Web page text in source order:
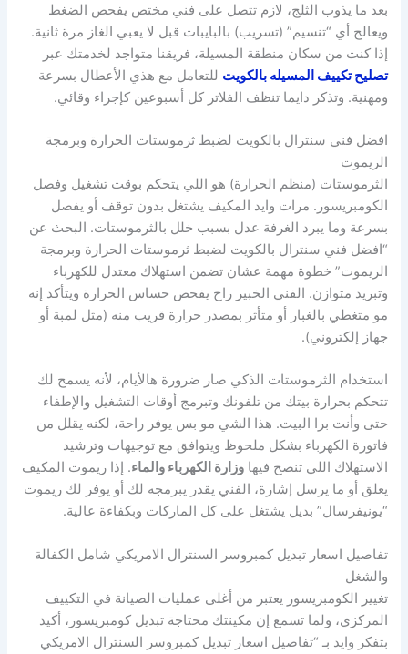
بعد ما يذوب الثلج، لازم تتصل على فني مختص يفحص الضغط
ويعالج أي “تنسيم” (تسريب) بالبايبات قبل لا يعبي الغاز مرة ثانية.
إذا كنت من سكان منطقة المسيلة، فريقنا متواجد لخدمتك عبر
تصليح تكييف المسيله بالكويت للتعامل مع هذي الأعطال بسرعة
ومهنية. وتذكر دايما تنظف الفلاتر كل أسبوعين كإجراء وقائي.
افضل فني سنترال بالكويت لضبط ثرموستات الحرارة وبرمجة
الريموت
الثرموستات (منظم الحرارة) هو اللي يتحكم بوقت تشغيل وفصل
الكومبريسور. مرات وايد المكيف يشتغل بدون توقف أو يفصل
بسرعة وما يبرد الغرفة عدل بسبب خلل بالثرموستات. البحث عن
“افضل فني سنترال بالكويت لضبط ثرموستات الحرارة وبرمجة
الريموت” خطوة مهمة عشان تضمن استهلاك معتدل للكهرباء
وتبريد متوازن. الفني الخبير راح يفحص حساس الحرارة ويتأكد إنه
مو متغطي بالغبار أو متأثر بمصدر حرارة قريب منه (مثل لمبة أو
جهاز إلكتروني).
استخدام الثرموستات الذكي صار ضرورة هالأيام، لأنه يسمح لك
تتحكم بحرارة بيتك من تلفونك وتبرمج أوقات التشغيل والإطفاء
حتى وأنت برا البيت. هذا الشي مو بس يوفر راحة، لكنه يقلل من
فاتورة الكهرباء بشكل ملحوظ ويتوافق مع توجيهات وترشيد
الاستهلاك اللي تنصح فيهاوزارة الكهرباء والماء. إذا ريموت المكيف
يعلق أو ما يرسل إشارة، الفني يقدر يبرمجه لك أو يوفر لك ريموت
“يونيفرسال” بديل يشتغل على كل الماركات وبكفاءة عالية.
تفاصيل اسعار تبديل كمبروسر السنترال الامريكي شامل الكفالة
والشغل
تغيير الكومبريسور يعتبر من أغلى عمليات الصيانة في التكييف
المركزي، ولما تسمع إن مكينتك محتاجة تبديل كومبريسور، أكيد
بتفكر وايد بـ “تفاصيل اسعار تبديل كمبروسر السنترال الامريكي